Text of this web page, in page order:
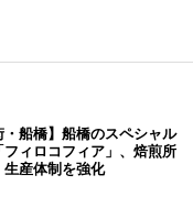
・船橋】船橋のスペシャル
ィロコフィア」、焙煎所
産体制を強化